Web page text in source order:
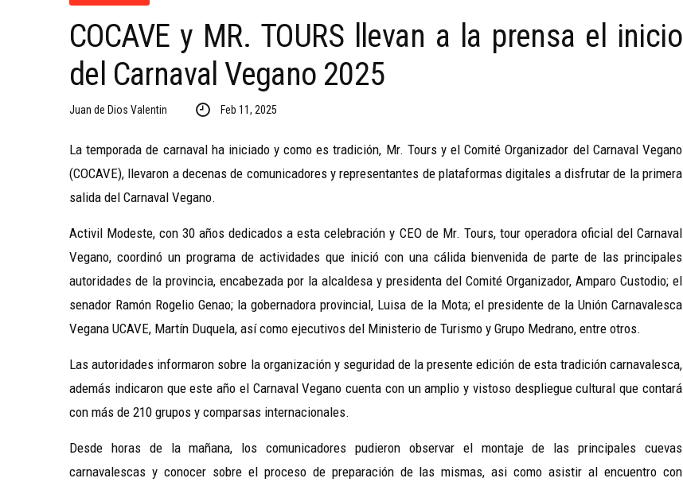
COCAVE y MR. TOURS llevan a la prensa el inicio
del Carnaval Vegano 2025
Juan de Dios Valentin Feb 11, 2025
La temporada de carnaval ha iniciado y como es tradición, Mr. Tours y el Comité Organizador del Carnaval Vegano
(COCAVE), llevaron a decenas de comunicadores y representantes de plataformas digitales a disfrutar de la primera
salida del Carnaval Vegano.
Activil Modeste, con 30 años dedicados a esta celebración y CEO de Mr. Tours, tour operadora oficial del Carnaval
Vegano, coordinó un programa de actividades que inició con una cálida bienvenida de parte de las principales
autoridades de la provincia, encabezada por la alcaldesa y presidenta del Comité Organizador, Amparo Custodio; el
senador Ramón Rogelio Genao; la gobernadora provincial, Luisa de la Mota; el presidente de la Unión Carnavalesca
Vegana UCAVE, Martín Duquela, así como ejecutivos del Ministerio de Turismo y Grupo Medrano, entre otros.
Las autoridades informaron sobre la organización y seguridad de la presente edición de esta tradición carnavalesca,
además indicaron que este año el Carnaval Vegano cuenta con un amplio y vistoso despliegue cultural que contará
con más de 210 grupos y comparsas internacionales.
Desde horas de la mañana, los comunicadores pudieron observar el montaje de las principales cuevas
carnavalescas y conocer sobre el proceso de preparación de las mismas, asi como asistir al encuentro con